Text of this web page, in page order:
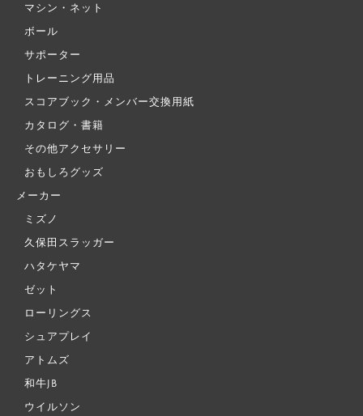
マシン・ネット
ボール
サポーター
トレーニング用品
スコアブック・メンバー交換用紙
カタログ・書籍
その他アクセサリー
おもしろグッズ
メーカー
ミズノ
久保田スラッガー
ハタケヤマ
ゼット
ローリングス
シュアプレイ
アトムズ
和牛JB
ウイルソン